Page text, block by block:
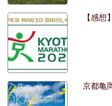
【感
京都亀